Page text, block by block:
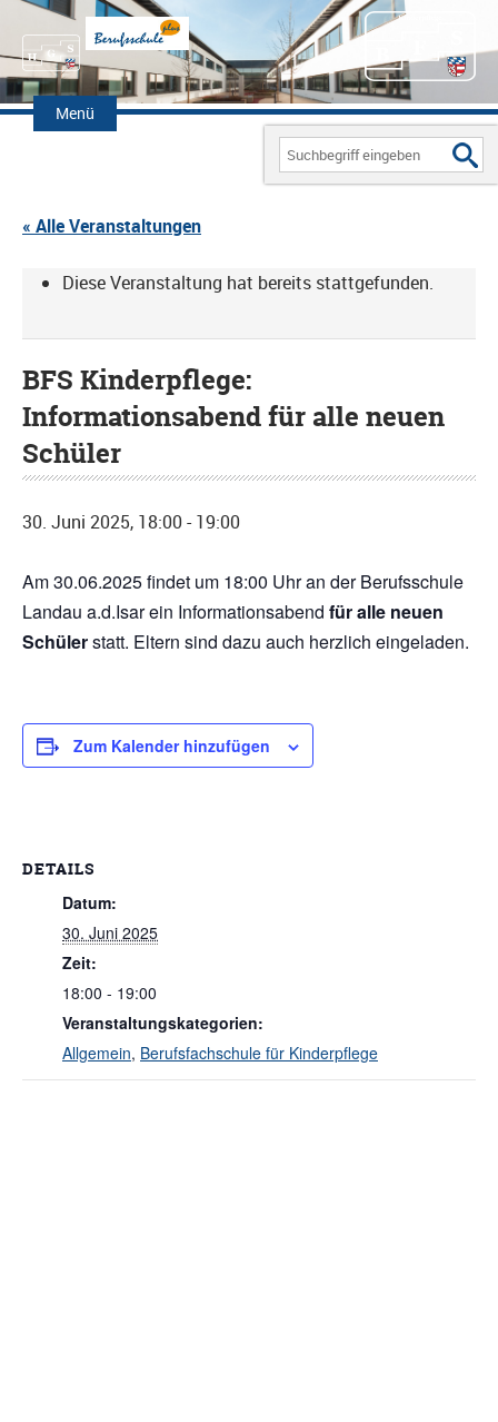
Menü
Zum
Inhalt
Search
for:
« Alle Veranstaltungen
Diese Veranstaltung hat bereits stattgefunden.
BFS Kinderpflege:
Informationsabend für alle neuen
Schüler
30. Juni 2025, 18:00- 19:00
Am 30.06.2025 findet um 18:00 Uhr an der Berufsschule
Landau a.d.Isar ein Informationsabend für alle neuen
Schülerstatt. Eltern sind dazu auch herzlich eingeladen.
Zum Kalender hinzufügen
DETAILS
Datum:
30. Juni 2025
Zeit:
18:00 - 19:00
Veranstaltungskategorien:
Allgemein, Berufsfachschule für Kinderpflege